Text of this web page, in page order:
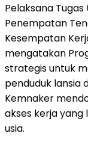
Pelaksana
Penempatan
Kesempatan
mengatakan
strategis untuk
penduduk lansia
Kemnaker
akses kerja yang
usia.